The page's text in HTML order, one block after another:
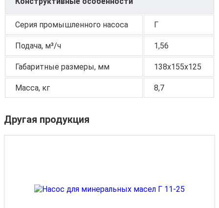
Серия промышленного насоса Г
Подача, м³/ч 1,56
Габаритные размеры, мм 138х155х125
Масса, кг 8,7
Другая продукция